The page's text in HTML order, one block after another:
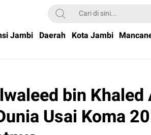
Jambi Daerah Kota Jambi
bin Khaled
Usai Koma 20